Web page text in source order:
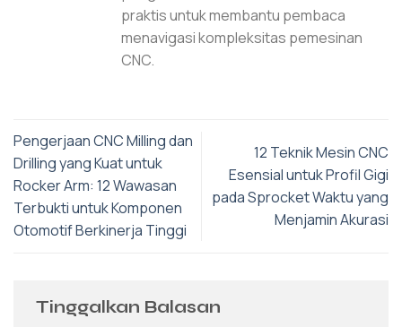
praktis untuk membantu pembaca
menavigasi kompleksitas pemesinan
CNC.
Pengerjaan CNC Milling dan
Drilling yang Kuat untuk
Rocker Arm: 12 Wawasan
Terbukti untuk Komponen
Otomotif Berkinerja Tinggi
12 Teknik Mesin CNC
Esensial untuk Profil Gigi
pada Sprocket Waktu yang
Menjamin Akurasi
Tinggalkan Balasan